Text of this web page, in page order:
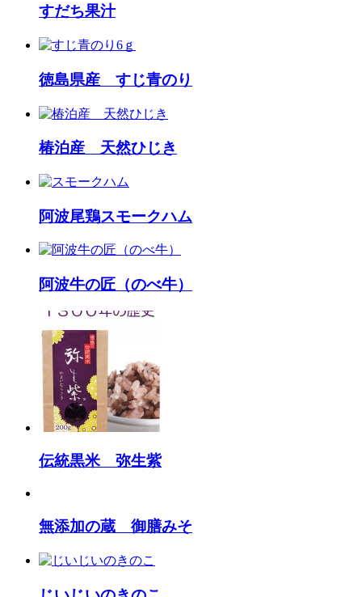
すだち果汁
徳島県産 すじ青のり
椿泊産 天然ひじき
阿波尾鶏スモークハム
阿波牛の匠（のべ牛）
伝統黒米 弥生紫
無添加の蔵 御膳みそ